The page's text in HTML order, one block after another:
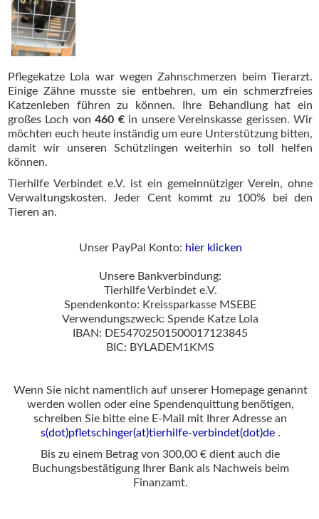
Pflegekatze Lola war wegen Zahnschmerzen beim Tierarzt.
Einige Zähne musste sie entbehren, um ein schmerzfreies
Katzenleben führen zu können. Ihre Behandlung hat ein
großes Loch von460 €in unsere Vereinskasse gerissen. Wir
möchten euch heute inständig um eure Unterstützung bitten,
damit wir unseren Schützlingen weiterhin so toll helfen
können.
Tierhilfe Verbindet e.V. ist ein gemeinnütziger Verein, ohne
Verwaltungskosten. Jeder Cent kommt zu 100% bei den
Tieren an.
Unser PayPal Konto: hier klicken
Unsere Bankverbindung:
Tierhilfe Verbindet e.V.
Spendenkonto: Kreissparkasse MSEBE
Verwendungszweck: Spende Katze Lola
IBAN: DE54702501500017123845
BIC: BYLADEM1KMS
Wenn Sie nicht namentlich auf unserer Homepage genannt
werden wollen oder eine Spendenquittung benötigen,
schreiben Sie bitte eine E-Mail mit Ihrer Adresse an
s(dot)pfletschinger(at)tierhilfe-verbindet(dot)de.
Bis zu einem Betrag von 300,00 € dient auch die
Buchungsbestätigung Ihrer Bank als Nachweis beim
Finanzamt.